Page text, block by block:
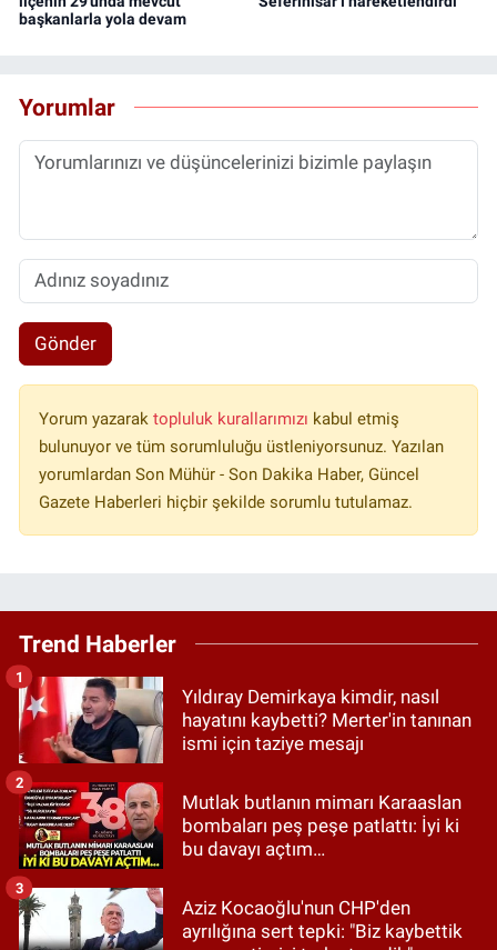
başkanlarla yola devam
Yorumlar
Gönder
Yorum yazarak topluluk kurallarımızı kabul etmiş
bulunuyor ve tüm sorumluluğu üstleniyorsunuz. Yazılan
yorumlardan Son Mühür - Son Dakika Haber, Güncel
Gazete Haberleri hiçbir şekilde sorumlu tutulamaz.
Trend Haberler
Yıldıray Demirkaya kimdir, nasıl
hayatını kaybetti? Merter'in tanınan
ismi için taziye mesajı
1
Mutlak butlanın mimarı Karaaslan
bombaları peş peşe patlattı: İyi ki
bu davayı açtım…
2
Aziz Kocaoğlu'nun CHP'den
ayrılığına sert tepki: "Biz kaybettik
3